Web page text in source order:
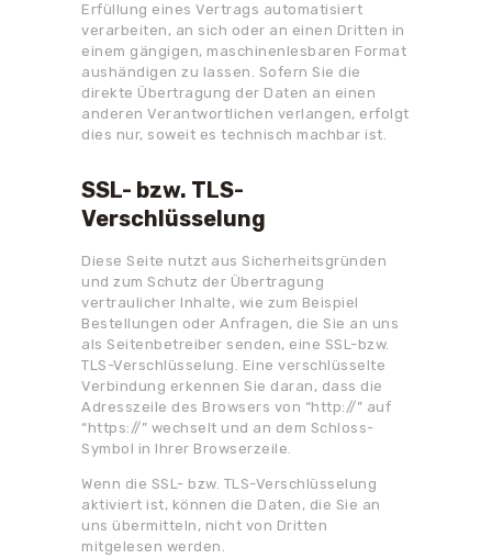
Erfüllung eines Vertrags automatisiert
verarbeiten, an sich oder an einen Dritten in
einem gängigen, maschinenlesbaren Format
aushändigen zu lassen. Sofern Sie die
direkte Übertragung der Daten an einen
anderen Verantwortlichen verlangen, erfolgt
dies nur, soweit es technisch machbar ist.
SSL- bzw. TLS-
Verschlüsselung
Diese Seite nutzt aus Sicherheitsgründen
und zum Schutz der Übertragung
vertraulicher Inhalte, wie zum Beispiel
Bestellungen oder Anfragen, die Sie an uns
als Seitenbetreiber senden, eine SSL-bzw.
TLS-Verschlüsselung. Eine verschlüsselte
Verbindung erkennen Sie daran, dass die
Adresszeile des Browsers von “http://” auf
“https://” wechselt und an dem Schloss-
Symbol in Ihrer Browserzeile.
Wenn die SSL- bzw. TLS-Verschlüsselung
aktiviert ist, können die Daten, die Sie an
uns übermitteln, nicht von Dritten
mitgelesen werden.